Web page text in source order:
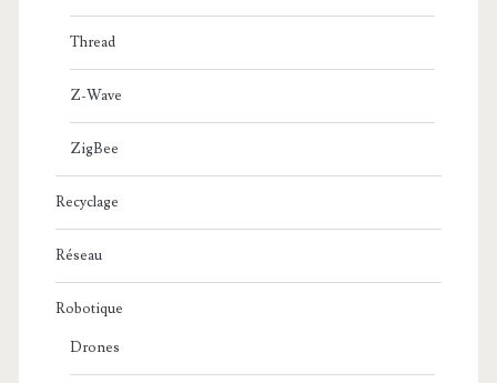
Thread
Z-Wave
ZigBee
Recyclage
Réseau
Robotique
Drones